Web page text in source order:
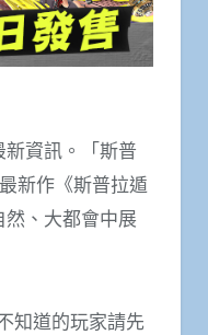
資訊。「斯普
新作《斯普拉遁
、大都會中展
知道的玩家請先